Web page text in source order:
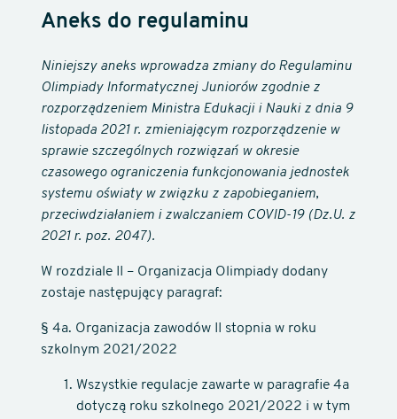
Aneks do regulaminu
Niniejszy aneks wprowadza zmiany do Regulaminu
Olimpiady Informatycznej Juniorów zgodnie z
rozporządzeniem Ministra Edukacji i Nauki z dnia 9
listopada 2021 r. zmieniającym rozporządzenie w
sprawie szczególnych rozwiązań w okresie
czasowego ograniczenia funkcjonowania jednostek
systemu oświaty w związku z zapobieganiem,
przeciwdziałaniem i zwalczaniem COVID-19 (Dz.U. z
2021 r. poz. 2047).
W rozdziale II – Organizacja Olimpiady dodany
zostaje następujący paragraf:
§ 4a. Organizacja zawodów II stopnia w roku
szkolnym 2021/2022
Wszystkie regulacje zawarte w paragrafie 4a
dotyczą roku szkolnego 2021/2022 i w tym